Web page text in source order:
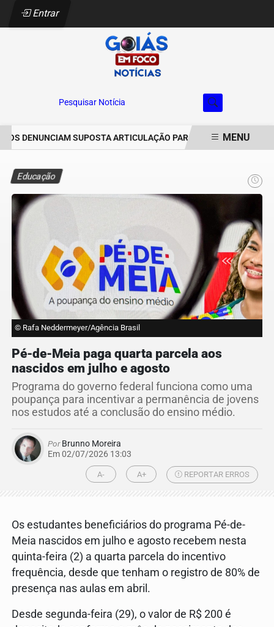
Entrar
Pesquisar Notícia
DENUNCIAM SUPOSTA ARTICULAÇÃO PARA INVASÕES DEMENU
Educação
© Rafa Neddermeyer/Agência Brasil
Pé-de-Meia paga quarta parcela aos
nascidos em julho e agosto
Programa do governo federal funciona como uma
poupança para incentivar a permanência de jovens
nos estudos até a conclusão do ensino médio.
PorBrunno Moreira
Em 02/07/2026 13:03
A- A+ REPORTAR ERROS
Os estudantes beneficiários do programa Pé-de-
Meia nascidos em julho e agosto recebem nesta
quinta-feira (2) a quarta parcela do incentivo
frequência, desde que tenham o registro de 80% de
presença nas aulas em abril.
Desde segunda-feira (29), o valor de R$ 200 é